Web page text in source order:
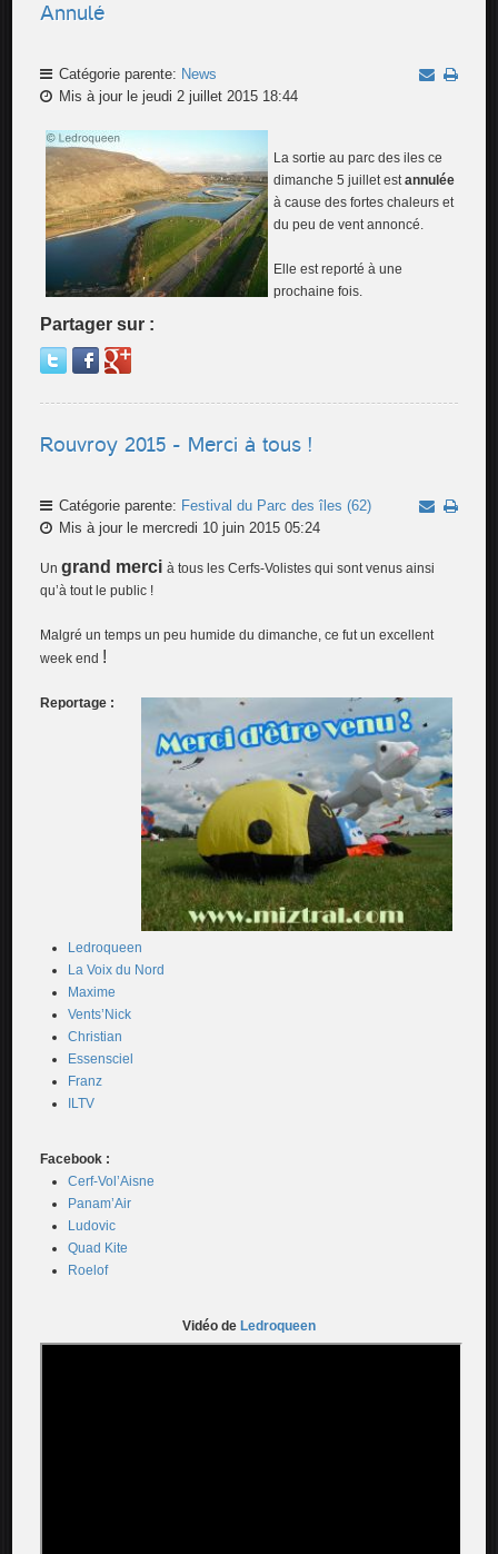
Annulé
Catégorie parente: News
Mis à jour le jeudi 2 juillet 2015 18:44
La sortie au parc des iles ce
dimanche 5 juillet estannulée
à cause des fortes chaleurs et
du peu de vent annoncé.
Elle est reporté à une
prochaine fois.
Partager sur :
Rouvroy 2015 - Merci à tous !
Catégorie parente: Festival du Parc des îles (62)
Mis à jour le mercredi 10 juin 2015 05:24
Ungrand mercià tous les Cerfs-Volistes qui sont venus ainsi
qu’à tout le public !
Malgré un temps un peu humide du dimanche, ce fut un excellent
week end !
Reportage :
Ledroqueen
La Voix du Nord
Maxime
Vents’Nick
Christian
Essensciel
Franz
ILTV
Facebook :
Cerf-Vol’Aisne
Panam’Air
Ludovic
Quad Kite
Roelof
Vidéo de Ledroqueen